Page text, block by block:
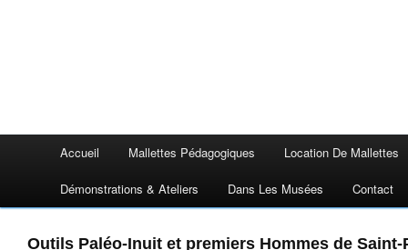
Accueil Mallettes Pédagogiques Location De Mallettes
Démonstrations & Ateliers Dans Les Musées Contact
Outils Paléo-Inuit et premiers Hommes de Saint-